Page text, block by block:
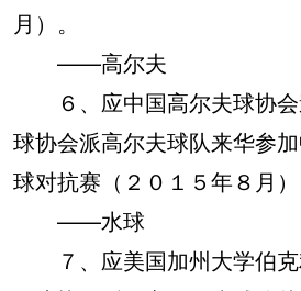
月）。
——高尔夫
６、应中国高尔夫球协会
球协会派高尔夫球队来华参
球对抗赛（２０１５年８月）
——水球
７、应美国加州大学伯克